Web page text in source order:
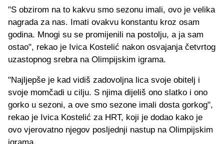
"S obzirom na to kakvu smo sezonu imali, ovo je velika
nagrada za nas. Imati ovakvu konstantu kroz osam
godina. Mnogi su se promijenili na postolju, a ja sam
ostao", rekao je Ivica Kostelić nakon osvajanja četvrtog
uzastopnog srebra na Olimpijskim igrama.
"Najljepše je kad vidiš zadovoljna lica svoje obitelj i
svoje momčadi u cilju. S njima dijeliš ono slatko i ono
gorko u sezoni, a ove smo sezone imali dosta gorkog",
rekao je Ivica Kostelić za HRT, koji je dodao kako je
ovo vjerovatno njegov posljednji nastup na Olimpijskim